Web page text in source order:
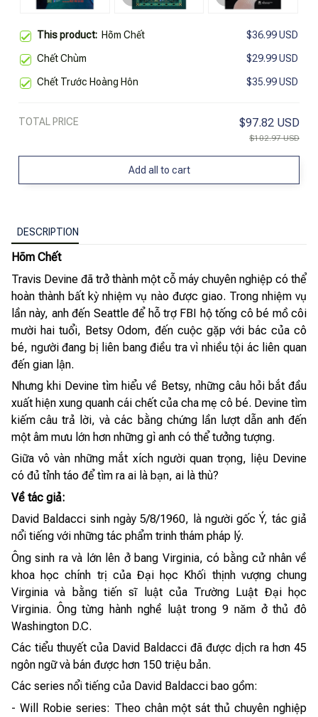
This product: Hõm Chết $36.99 USD
Chết Chùm $29.99 USD
Chết Trước Hoàng Hôn $35.99 USD
TOTAL PRICE $97.82 USD
$102.97 USD
Add all to cart
DESCRIPTION
Hõm Chết
Travis Devine đã trở thành một cỗ máy chuyên nghiệp có thể
hoàn thành bất kỳ nhiệm vụ nào được giao. Trong nhiệm vụ
lần này, anh đến Seattle để hỗ trợ FBI hộ tống cô bé mồ côi
mười hai tuổi, Betsy Odom, đến cuộc gặp với bác của cô
bé, người đang bị liên bang điều tra vì nhiều tội ác liên quan
đến gian lận.
Nhưng khi Devine tìm hiểu về Betsy, những câu hỏi bắt đầu
xuất hiện xung quanh cái chết của cha mẹ cô bé. Devine tìm
kiếm câu trả lời, và các bằng chứng lần lượt dẫn anh đến
một âm mưu lớn hơn những gì anh có thể tưởng tượng.
Giữa vô vàn những mắt xích người quan trọng, liệu Devine
có đủ tỉnh táo để tìm ra ai là bạn, ai là thù?
Về tác giả:
David Baldacci sinh ngày 5/8/1960, là người gốc Ý, tác giả
nổi tiếng với những tác phẩm trinh thám pháp lý.
Ông sinh ra và lớn lên ở bang Virginia, có bằng cử nhân về
khoa học chính trị của Đại học Khối thịnh vượng chung
Virginia và bằng tiến sĩ luật của Trường Luật Đại học
Virginia. Ông từng hành nghề luật trong 9 năm ở thủ đô
Washington D.C.
Các tiểu thuyết của David Baldacci đã được dịch ra hơn 45
ngôn ngữ và bán được hơn 150 triệu bản.
Các series nổi tiếng của David Baldacci bao gồm:
- Will Robie series: Theo chân một sát thủ chuyên nghiệp